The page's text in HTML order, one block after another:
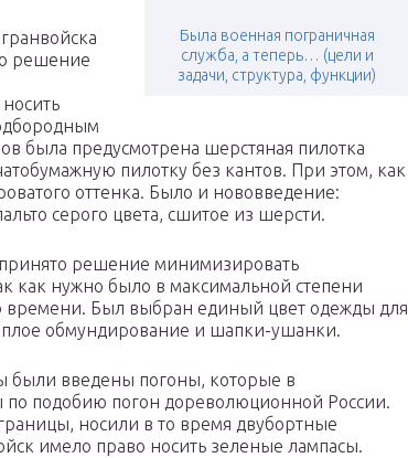
Была военная пограничная
служба, а теперь… (цели и
задачи, структура, функции)
решение
была предусмотрена шерстяная пилотка
пилотку без кантов. При этом, как
оттенка. Было и нововведение:
серого цвета, сшитое из шерсти.
решение минимизировать
как нужно было в максимальной степени
времени. Был выбран единый цвет одежды для
обмундирование и шапки-ушанки.
были введены погоны, которые в
по подобию погон дореволюционной России.
носили в то время двубортные
имело право носить зеленые лампасы.